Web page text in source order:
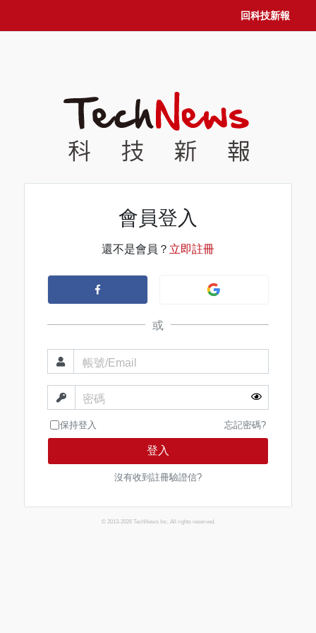
回科技新報
會員登入
還不是會員？ 立即註冊
或
帳號/Email
密碼
保持登入 忘記密碼?
登入
沒有收到註冊驗證信?
© 2013-2026 TechNews Inc. All rights reserved.